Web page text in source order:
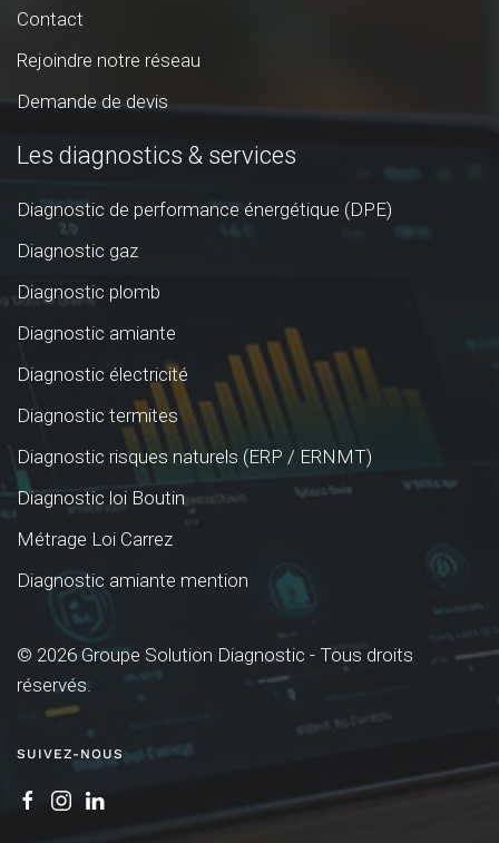
Contact
Rejoindre notre réseau
Demande de devis
Les diagnostics & services
Diagnostic de performance énergétique (DPE)
Diagnostic gaz
Diagnostic plomb
Diagnostic amiante
Diagnostic électricité
Diagnostic termites
Diagnostic risques naturels (ERP / ERNMT)
Diagnostic loi Boutin
Métrage Loi Carrez
Diagnostic amiante mention
© 2026 Groupe Solution Diagnostic - Tous droits
réservés.
SUIVEZ-NOUS